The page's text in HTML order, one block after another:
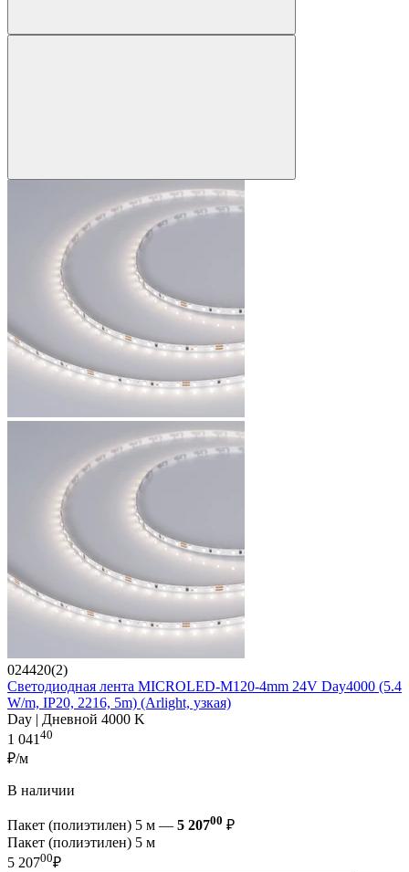
024420(2)
Светодиодная лента MICROLED-M120-4mm 24V Day4000 (5.4
W/m, IP20, 2216, 5m) (Arlight, узкая)
Day | Дневной 4000 K
1 041 40
₽/м
В наличии
Пакет (полиэтилен) 5 м — 5 20700 ₽
Пакет (полиэтилен) 5 м
5 20700₽